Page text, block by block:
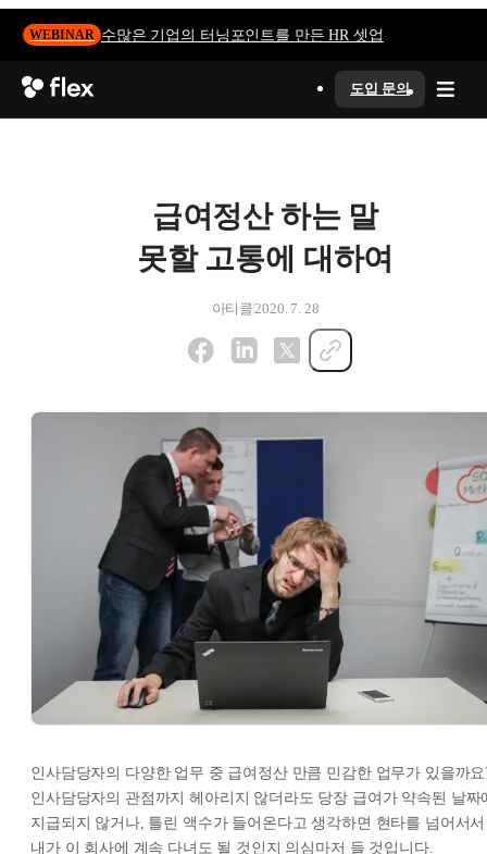
WEBINAR 수많은 기업의 터닝포인트를 만든 HR 셋업
도입 문의
급여정산 하는 말
못할 고통에 대하여
아티클 2020. 7. 28
인사담당자의 다양한 업무 중 급여정산 만큼 민감한 업무가 있을까요
인사담당자의 관점까지 헤아리지 않더라도 당장 급여가 약속된 날짜
지급되지 않거나, 틀린 액수가 들어온다고 생각하면 현타를 넘어서서
내가 이 회사에 계속 다녀도 될 것인지 의심마저 들 것입니다.